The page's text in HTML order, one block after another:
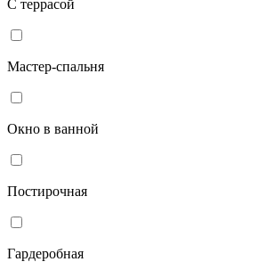
С террасой
Мастер-спальня
Окно в ванной
Постирочная
Гардеробная